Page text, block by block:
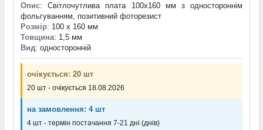
Опис: Світлочутлива плата 100x160 мм з одностороннім
фольгуванням, позитивний фоторезист
Розмір: 100 x 160 мм
Товщина: 1,5 мм
Вид: односторонній
очікується: 20 шт
20 шт - очікується 18.08.2026
на замовлення: 4 шт
4 шт - термін постачання 7-21 дні (днів)